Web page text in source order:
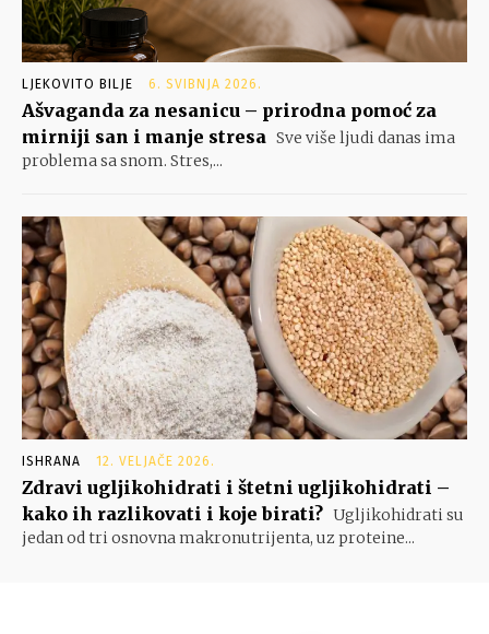
LJEKOVITO BILJE 6. SVIBNJA 2026.
Ašvaganda za nesanicu – prirodna pomoć za
mirniji san i manje stresa Sve više ljudi danas ima
problema sa snom. Stres,...
ISHRANA 12. VELJAČE 2026.
Zdravi ugljikohidrati i štetni ugljikohidrati –
kako ih razlikovati i koje birati? Ugljikohidrati su
jedan od tri osnovna makronutrijenta, uz proteine...